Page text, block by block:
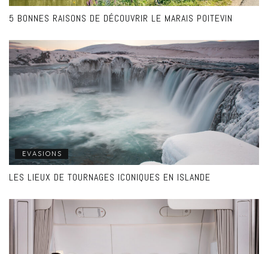
5 BONNES RAISONS DE DÉCOUVRIR LE MARAIS POITEVIN
EVASIONS
LES LIEUX DE TOURNAGES ICONIQUES EN ISLANDE